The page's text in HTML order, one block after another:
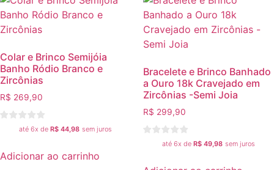
Colar e Brinco Semijóia
Banho Ródio Branco e
Zircônias
R$ 269,90
até 6x de R$ 44,98 sem juros
Adicionar ao carrinho
Bracelete e Brinco Banhado
a Ouro 18k Cravejado em
Zircônias -Semi Joia
R$ 299,90
até 6x de R$ 49,98 sem juros